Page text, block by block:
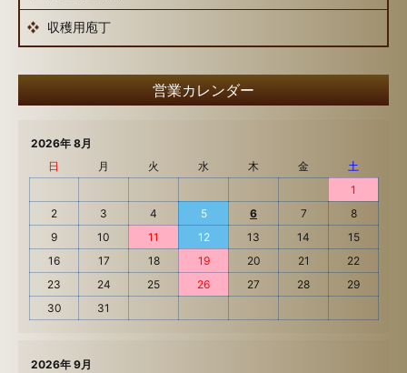
収穫用庖丁
2026年 8月
日
月 火 水 木 金
土
1
2
3 4 5 6 7
8
9
10 11 12 13 14
15
16
17 18 19 20 21
22
23
24 25 26 27 28
29
30
31
2026年 9月